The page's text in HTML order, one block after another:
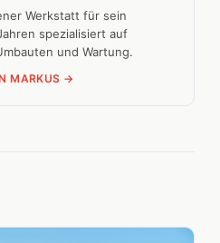
Werkstatt für sein
spezialisiert auf
und Wartung.
MARKUS →